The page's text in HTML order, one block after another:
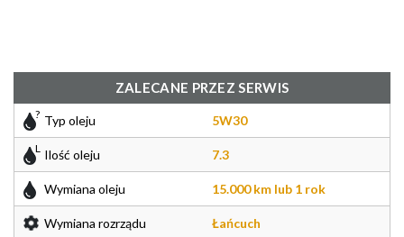
ZALECANE PRZEZ SERWIS
Typ oleju 5W30
Ilość oleju 7.3
Wymiana oleju 15.000 km lub 1 rok
Wymiana rozrządu Łańcuch